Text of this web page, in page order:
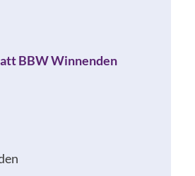
BBW Winnenden